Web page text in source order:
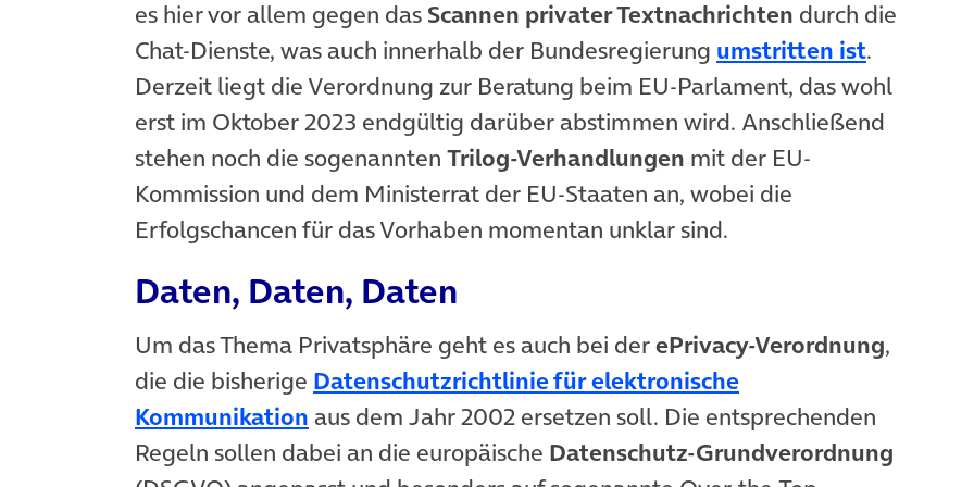
es hier vor allem gegen das Scannen privater Textnachrichten durch die
Chat-Dienste, was auch innerhalb der Bundesregierung umstritten ist(öffnet in
.
Derzeit liegt die Verordnung zur Beratung beim EU-Parlament, das wohl
erst im Oktober 2023 endgültig darüber abstimmen wird. Anschließend
stehen noch die sogenannten Trilog-Verhandlungen mit der EU-
Kommission und dem Ministerrat der EU-Staaten an, wobei die
Erfolgschancen für das Vorhaben momentan unklar sind.
Daten, Daten, Daten
Um das Thema Privatsphäre geht es auch bei derePrivacy-Verordnung,
die die bisherige Datenschutzrichtlinie für elektronische
Kommunikation (öffnet in neuem Tab)
aus dem Jahr 2002 ersetzen soll. Die entsprechenden
Regeln sollen dabei an die europäische Datenschutz-Grundverordnung